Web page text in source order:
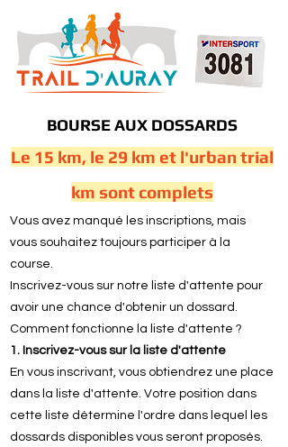
BOURSE AUX DOSSARDS
Le 15 km, le 29 km et l'urban trial
km sont complets
Vous avez manqué les inscriptions, mais
vous souhaitez toujours participer à la
course.
Inscrivez-vous sur notre liste d'attente pour
avoir une chance d'obtenir un dossard.
Comment fonctionne la liste d'attente ?
1. Inscrivez-vous sur la liste d'attente
En vous inscrivant, vous obtiendrez une place
dans la liste d'attente. Votre position dans
cette liste détermine l'ordre dans lequel les
dossards disponibles vous seront proposés.